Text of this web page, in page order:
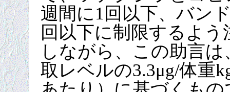
週間に1回以下、バン
回以下に制限するよ
しながら、この助言
取レベルの3.3μg/体重